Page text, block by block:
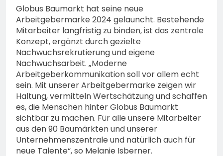
Globus Baumarkt hat seine neue
Arbeitgebermarke 2024 gelauncht. Bestehende
Mitarbeiter langfristig zu binden, ist das zentrale
Konzept, ergänzt durch gezielte
Nachwuchsrekrutierung und eigene
Nachwuchsarbeit. „Moderne
Arbeitgeberkommunikation soll vor allem echt
sein. Mit unserer Arbeitgebermarke zeigen wir
Haltung, vermitteln Wertschätzung und schaffen
es, die Menschen hinter Globus Baumarkt
sichtbar zu machen. Für alle unsere Mitarbeiter
aus den 90 Baumärkten und unserer
Unternehmenszentrale und natürlich auch für
neue Talente“, so Melanie Isberner.